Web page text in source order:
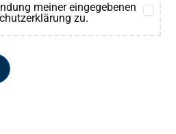
meiner eingegebenen
zu.